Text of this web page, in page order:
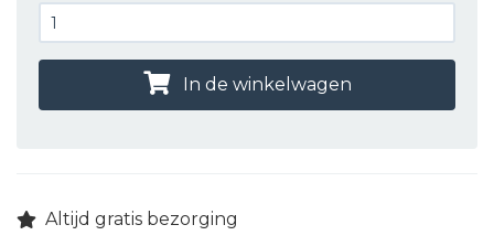
In de winkelwagen
Altijd gratis bezorging